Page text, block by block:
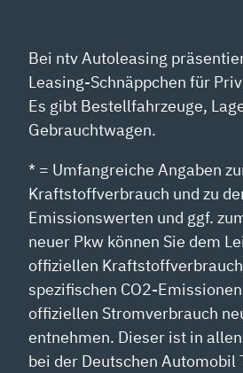
Bei ntv Autoleasing
Leasing-Schnäppchen für
Es gibt Bestellfahrzeuge,
Gebrauchtwagen.
* = Umfangreiche Angaben
Kraftstoffverbrauch und zu
Emissionswerten und ggf.
neuer Pkw können Sie dem
offiziellen
spezifischen CO2-
offiziellen Stromverbrauch
entnehmen. Dieser ist in
bei der Deutschen Automobil